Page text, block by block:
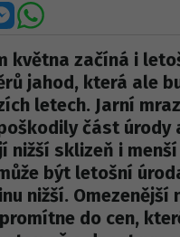
Sdílet
na
Messengeru
Sdílet
WhatsApp
května začíná i
jahod, která ale
letech. Jarní
část úrody
nižší sklizeň i
být letošní
nižší. Omezenější
do cen,